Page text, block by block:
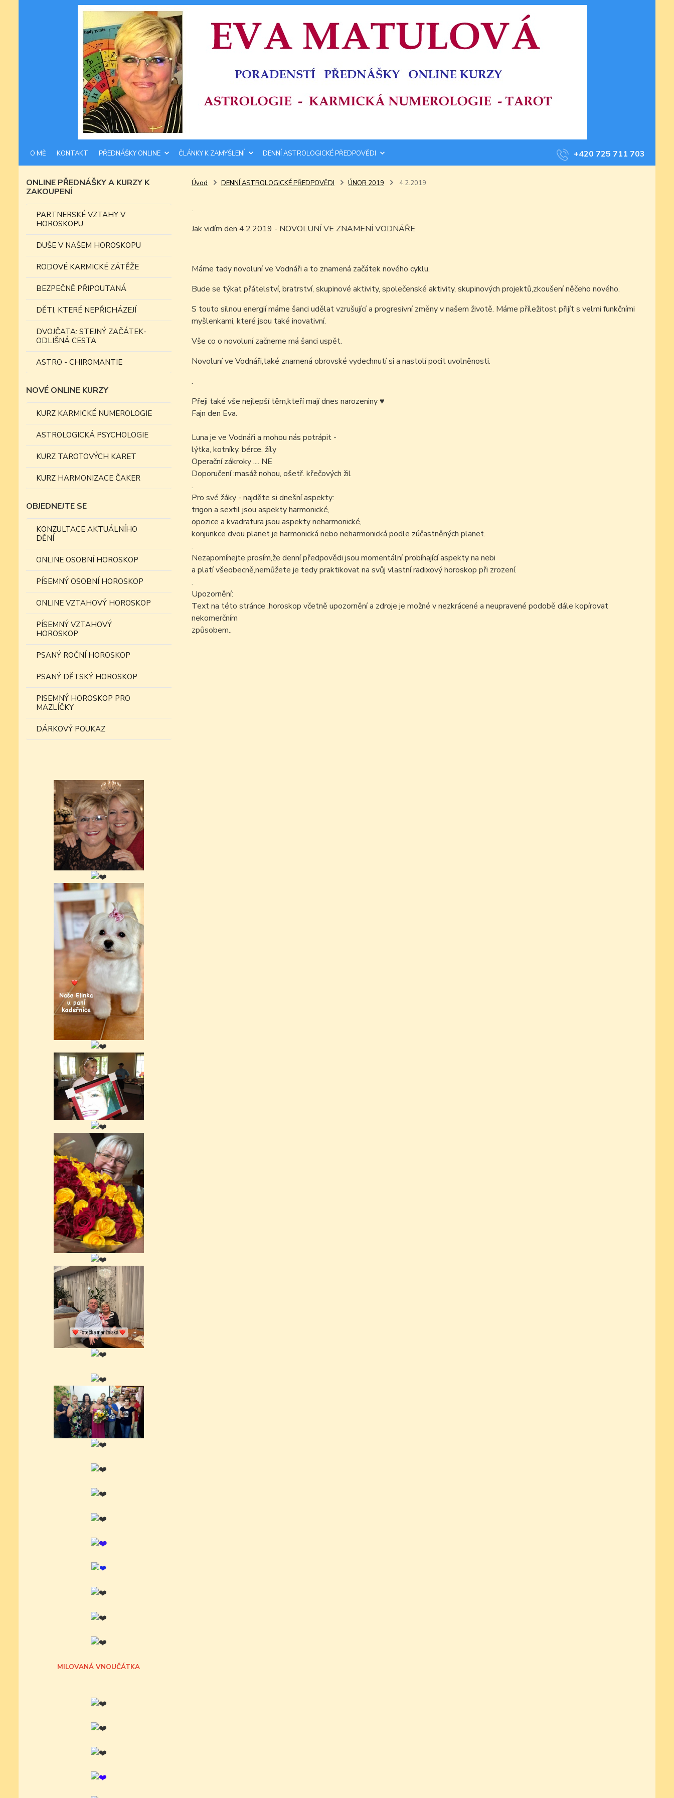
O MĚ KONTAKT PŘEDNÁŠKY ONLINE ČLÁNKY K ZAMYŠLENÍ DENNÍ ASTROLOGICKÉ PŘEDPOVĚDI +420 725 711 703
ONLINE PŘEDNÁŠKY A KURZY K
ZAKOUPENÍ
PARTNERSKÉ VZTAHY V
HOROSKOPU
DUŠE V NAŠEM HOROSKOPU
RODOVÉ KARMICKÉ ZÁTĚŽE
BEZPEČNĚ PŘIPOUTANÁ
DĚTI, KTERÉ NEPŘICHÁZEJÍ
DVOJČATA: STEJNÝ ZAČÁTEK-
ODLIŠNÁ CESTA
ASTRO - CHIROMANTIE
NOVÉ ONLINE KURZY
KURZ KARMICKÉ NUMEROLOGIE
ASTROLOGICKÁ PSYCHOLOGIE
KURZ TAROTOVÝCH KARET
KURZ HARMONIZACE ČAKER
OBJEDNEJTE SE
KONZULTACE AKTUÁLNÍHO
DĚNÍ
ONLINE OSOBNÍ HOROSKOP
PÍSEMNÝ OSOBNÍ HOROSKOP
ONLINE VZTAHOVÝ HOROSKOP
PÍSEMNÝ VZTAHOVÝ
HOROSKOP
PSANÝ ROČNÍ HOROSKOP
PSANÝ DĚTSKÝ HOROSKOP
PISEMNÝ HOROSKOP PRO
MAZLÍČKY
DÁRKOVÝ POUKAZ
MILOVANÁ VNOUČÁTKA
Úvod DENNÍ ASTROLOGICKÉ PŘEDPOVĚDI ÚNOR 2019 4.2.2019
.
Jak vidím den 4.2.2019 - NOVOLUNÍ VE ZNAMENÍ VODNÁŘE
Máme tady novoluní ve Vodnáři a to znamená začátek nového cyklu.
Bude se týkat přátelství, bratrství, skupinové aktivity, společenské aktivity, skupinových projektů,zkoušení něčeho nového.
S touto silnou energií máme šanci udělat vzrušující a progresivní změny v našem životě. Máme příležitost přijít s velmi funkčními
myšlenkami, které jsou také inovativní.
Vše co o novoluní začneme má šanci uspět.
Novoluní ve Vodnáři,také znamená obrovské vydechnutí si a nastolí pocit uvolněnosti.
.
Přeji také vše nejlepší těm,kteří mají dnes narozeniny♥
Fajn den Eva.
Luna je ve Vodnáři a mohou nás potrápit -
lýtka, kotníky, bérce, žíly
Operační zákroky .... NE
Doporučení :masáž nohou, ošetř. křečových žil
.
Pro své žáky - najděte si dnešní aspekty:
trigon a sextil jsou aspekty harmonické,
opozice a kvadratura jsou aspekty neharmonické,
konjunkce dvou planet je harmonická nebo neharmonická podle zúčastněných planet.
.
Nezapomínejte prosím,že denní předpovědi jsou momentální probíhající aspekty na nebi
a platí všeobecně,nemůžete je tedy praktikovat na svůj vlastní radixový horoskop při zrození.
.
Upozornění:
Text na této stránce ,horoskop včetně upozornění a zdroje je možné v nezkrácené a neupravené podobě dále kopírovat
nekomerčním
způsobem..